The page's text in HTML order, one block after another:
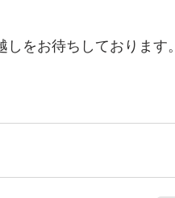
しをお待ちしております。